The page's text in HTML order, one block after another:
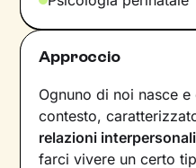
Approccio
Ognuno di noi nasce
contesto,
relazioni interpersonali
farci vivere un certo